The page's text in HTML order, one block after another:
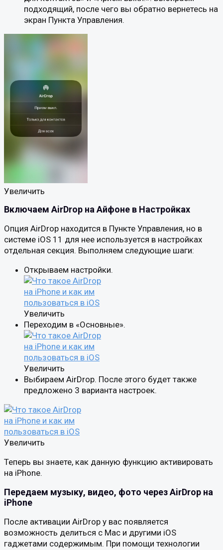
подходящий, после чего вы обратно вернетесь на
экран Пункта Управления.
Увеличить
Включаем AirDrop на Айфоне в Настройках
Опция AirDrop находится в Пункте Управления, но в
системе iOS 11 для нее используется в настройках
отдельная секция. Выполняем следующие шаги:
Открываем настройки.
Увеличить
Переходим в «Основные».
Увеличить
Выбираем AirDrop. После этого будет также
предложено 3 варианта настроек.
Увеличить
Теперь вы знаете, как данную функцию активировать
на iPhone.
Передаем музыку, видео, фото через AirDrop на
iPhone
После активации AirDrop у вас появляется
возможность делиться с Mac и другими iOS
гаджетами содержимым. При помощи технологии